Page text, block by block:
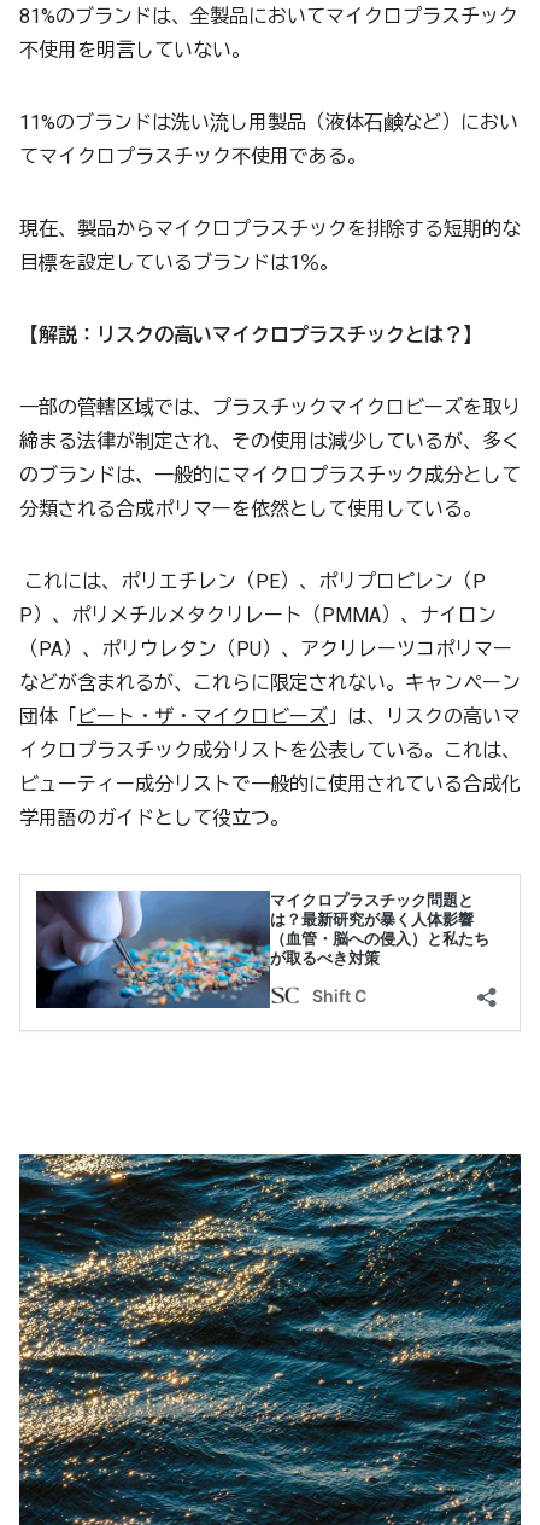
81%のブランドは、全製品においてマイクロプラスチック
不使用を明言していない。
11%のブランドは洗い流し用製品（液体石鹸など）におい
てマイクロプラスチック不使用である。
現在、製品からマイクロプラスチックを排除する短期的な
目標を設定しているブランドは1％。
【解説：リスクの高いマイクロプラスチックとは？】
一部の管轄区域では、プラスチックマイクロビーズを取り
締まる法律が制定され、その使用は減少しているが、多く
のブランドは、一般的にマイクロプラスチック成分として
分類される合成ポリマーを依然として使用している。
これには、ポリエチレン（PE）、ポリプロピレン（P
P）、ポリメチルメタクリレート（PMMA）、ナイロン
（PA）、ポリウレタン（PU）、アクリレーツコポリマー
などが含まれるが、これらに限定されない。キャンペーン
団体「 ビート・ザ・マイクロビーズ 」は、リスクの高いマ
イクロプラスチック成分リストを公表している。これは、
ビューティー成分リストで一般的に使用されている合成化
学用語のガイドとして役立つ。